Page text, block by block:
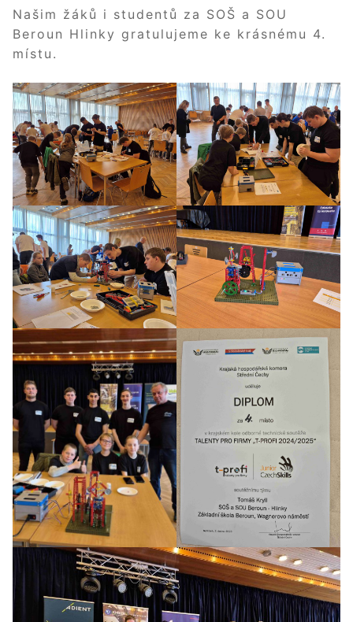
Našim žáků i studentů za SOŠ a SOU
Beroun Hlinky gratulujeme ke krásnému 4.
místu.